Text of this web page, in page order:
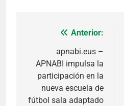
Navegación
entradas
Anterior:
apnabi.eus –
APNABI impulsa la
participación en la
nueva escuela de
fútbol sala adaptado